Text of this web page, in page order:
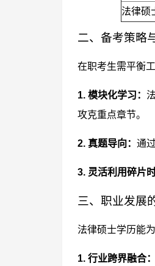
法律硕
二、备考策略
在职考生需平衡
1. 模块化学习：
攻克重点章节。
2. 真题导向： 通
3. 灵活利用碎片时
三、职业发展
法律硕士学历能
1. 行业跨界融合：